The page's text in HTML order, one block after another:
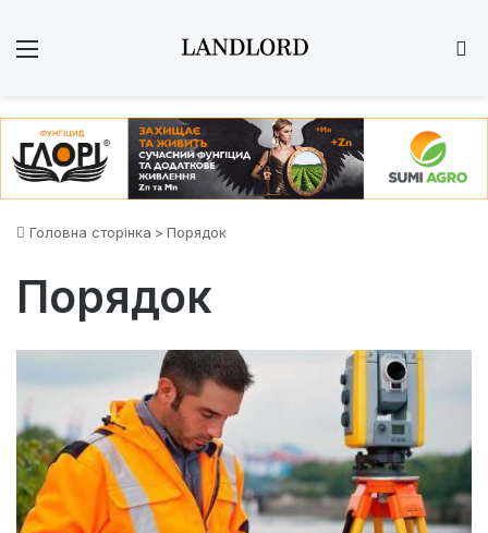
Головна сторінка > Порядок
Порядок